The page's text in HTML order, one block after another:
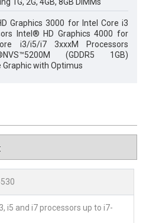
Graphics 3000 for Intel Core i3
Intel® HD Graphics 4000 for
i3/i5/i7 3xxxM Processors
(GDDR5 1GB)
Graphic with Optimus
i5 and i7 processors up to i7-